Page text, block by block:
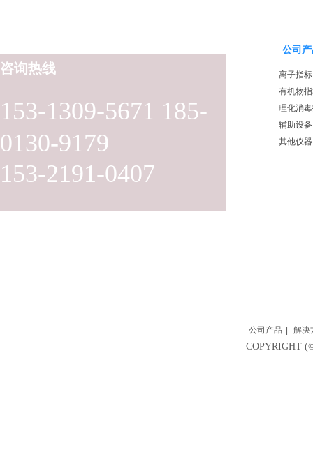
153-1309-5671 185-
0130-9179
153-2191-0407
咨询热线
公司
离子指标
有机物
理化消
辅助设备
其他仪器
公司产品 解决
COPYRIGHT